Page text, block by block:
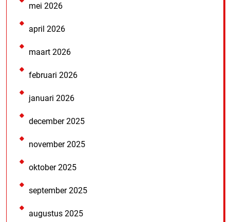
mei 2026
april 2026
maart 2026
februari 2026
januari 2026
december 2025
november 2025
oktober 2025
september 2025
augustus 2025